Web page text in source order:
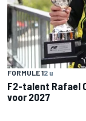
FORMULE 12 u
F2-talent Rafael
voor 2027